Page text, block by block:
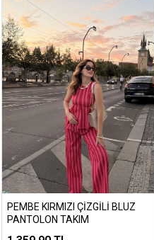
PEMBE KIRMIZI ÇIZGILI BLUZ
PANTOLON TAKIM